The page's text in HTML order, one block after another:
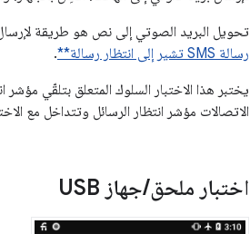
تحويل البريد الصوتي إلى نص هو طريقة لإرسال
رسالة SMS تشير إلى انتظار رسالة**
.
يختبر هذا الاختبار السلوك المتعلق بتلقّي
الاتصالات مؤشر انتظار الرسائل وتتداخل مع
اختبار ملحق/جهاز USB